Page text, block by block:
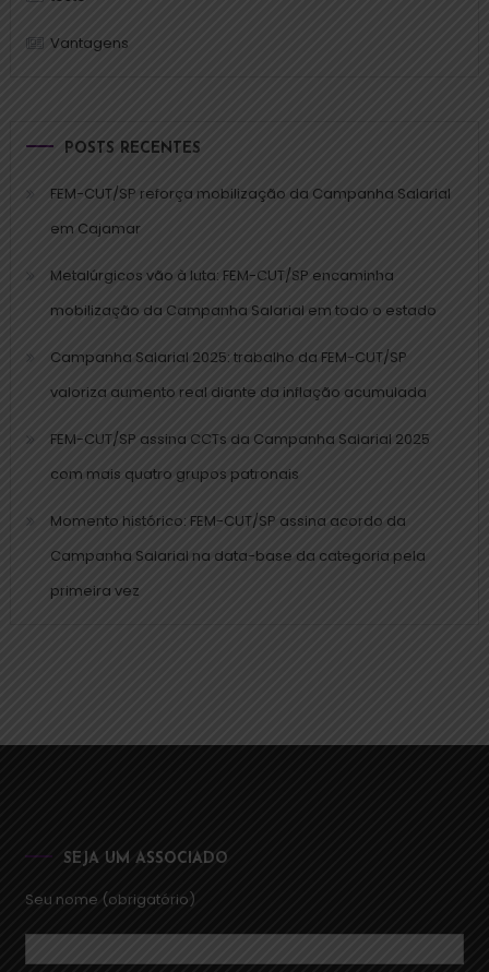
Vantagens
POSTS RECENTES
FEM-CUT/SP reforça mobilização da Campanha Salarial
em Cajamar
Metalúrgicos vão à luta: FEM-CUT/SP encaminha
mobilização da Campanha Salarial em todo o estado
Campanha Salarial 2025: trabalho da FEM-CUT/SP
valoriza aumento real diante da inflação acumulada
FEM-CUT/SP assina CCTs da Campanha Salarial 2025
com mais quatro grupos patronais
Momento histórico: FEM-CUT/SP assina acordo da
Campanha Salarial na data-base da categoria pela
primeira vez
SEJA UM ASSOCIADO
Seu nome (obrigatório)